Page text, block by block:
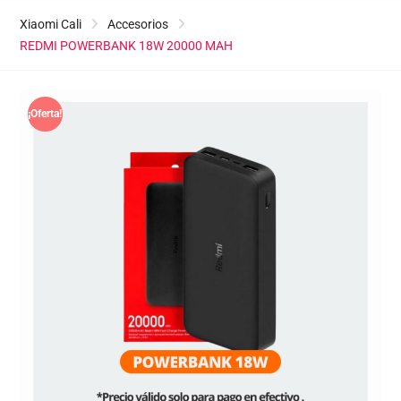
Xiaomi Cali
Accesorios
REDMI POWERBANK 18W 20000 MAH
¡Oferta!